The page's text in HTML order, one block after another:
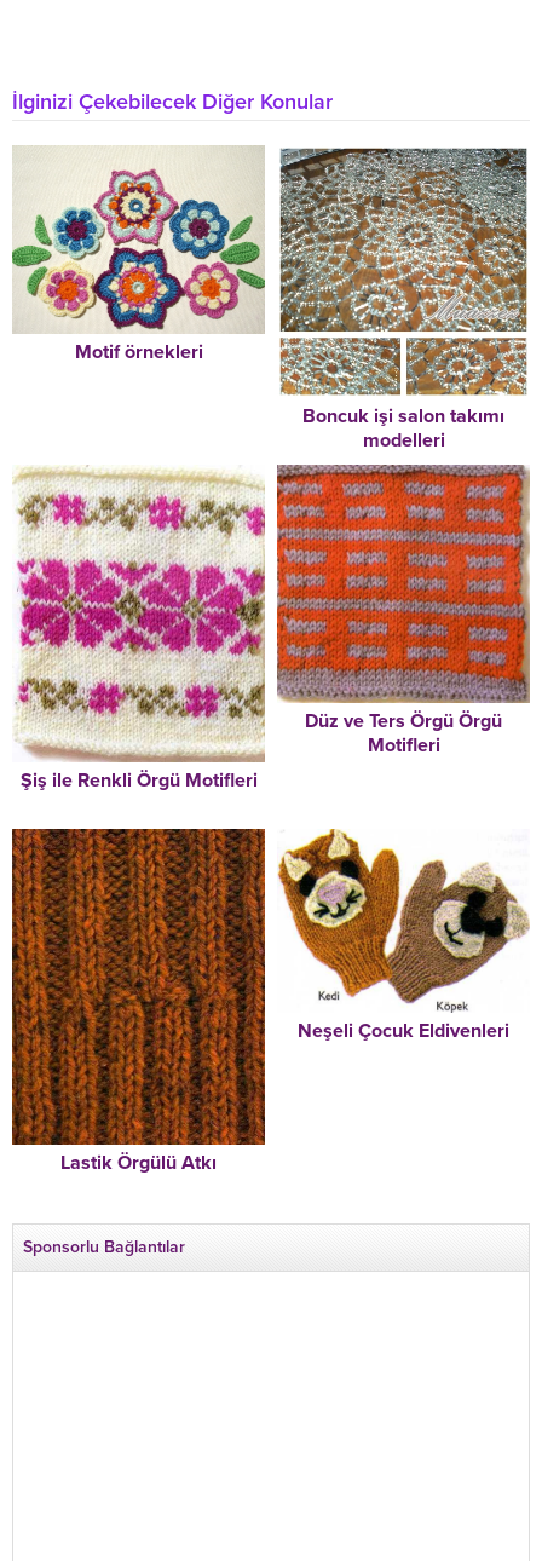
İlginizi Çekebilecek Diğer Konular
Motif örnekleri
Boncuk işi salon takımı
modelleri
Şiş ile Renkli Örgü Motifleri
Düz ve Ters Örgü Örgü
Motifleri
Lastik Örgülü Atkı
Neşeli Çocuk Eldivenleri
Sponsorlu Bağlantılar